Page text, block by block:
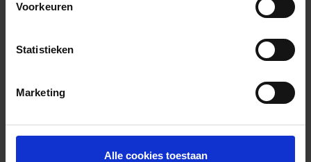
Voorkeuren
Statistieken
Marketing
Alle cookies toestaan